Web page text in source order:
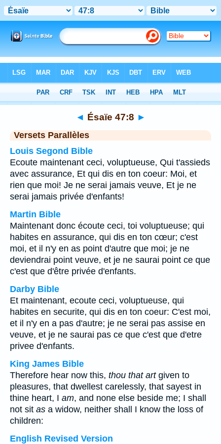
Chapitre 47> Verset 8
◄ Ésaïe 47:8 ►
Versets Parallèles
Louis Segond Bible
Ecoute maintenant ceci, voluptueuse, Qui t'assieds
avec assurance, Et qui dis en ton coeur: Moi, et
rien que moi! Je ne serai jamais veuve, Et je ne
serai jamais privée d'enfants!
Martin Bible
Maintenant donc écoute ceci, toi voluptueuse; qui
habites en assurance, qui dis en ton cœur; c'est
moi, et il n'y en as point d'autre que moi; je ne
deviendrai point veuve, et je ne saurai point ce que
c'est que d'être privée d'enfants.
Darby Bible
Et maintenant, ecoute ceci, voluptueuse, qui
habites en securite, qui dis en ton coeur: C'est moi,
et il n'y en a pas d'autre; je ne serai pas assise en
veuve, et je ne saurai pas ce que c'est que d'etre
privee d'enfants.
King James Bible
Therefore hear now this, thou that artgiven to
pleasures, that dwellest carelessly, that sayest in
thine heart, I am, and none else beside me; I shall
not sit as a widow, neither shall I know the loss of
children:
English Revised Version